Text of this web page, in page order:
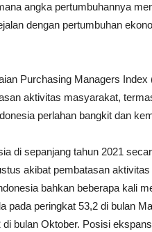
angka pertumbuhannya
dengan pertumbuhan
Purchasing Managers
aktivitas masyarakat,
perlahan bangkit dan
di sepanjang tahun 2021
akibat pembatasan
bahkan beberapa kali
pada peringkat 53,2 di bulan
bulan Oktober. Posisi